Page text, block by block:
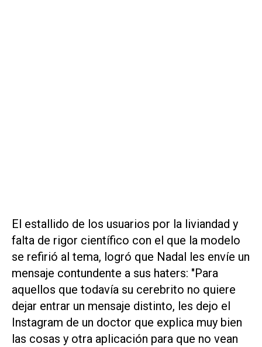
El estallido de los usuarios por la liviandad y
falta de rigor científico con el que la modelo
se refirió al tema, logró que Nadal les envíe un
mensaje contundente a sus haters: "Para
aquellos que todavía su cerebrito no quiere
dejar entrar un mensaje distinto, les dejo el
Instagram de un doctor que explica muy bien
las cosas y otra aplicación para que no vean